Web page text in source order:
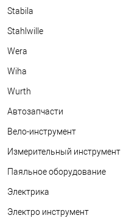
Stabila
Stahlwille
Wera
Wiha
Wurth
Автозапчасти
Вело-инструмент
Измерительный инструмент
Паяльное оборудование
Электрика
Электро инструмент